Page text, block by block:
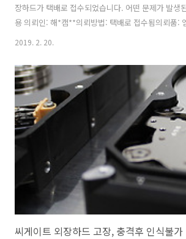
장하드가 택배로 접수되었습니다. 어떤 문제가 발생
용 의뢰인: 해*캠**의뢰방법: 택배로 접수됨의뢰품:
하드 1TB장애증상: 커넥터 고장 및 인식불가 필요데
였으나 포맷메세지 발생.☞ 파일시스템 배드섹터
및 MFT 영역 일부 손상.☞ 복구는 가능하며, 손상된
없을 것으로 추정. 복구작업 및 결과 - 섹터 복제후 데
추출후 백업 드라이브에 백업- 복구완료. 복구율 99%
커넥터 파손시 커넥터를 수리하거나 외장하드 캐이
2019. 2. 20.
씨게이트 외장하드 고장, 충격후 인식불가